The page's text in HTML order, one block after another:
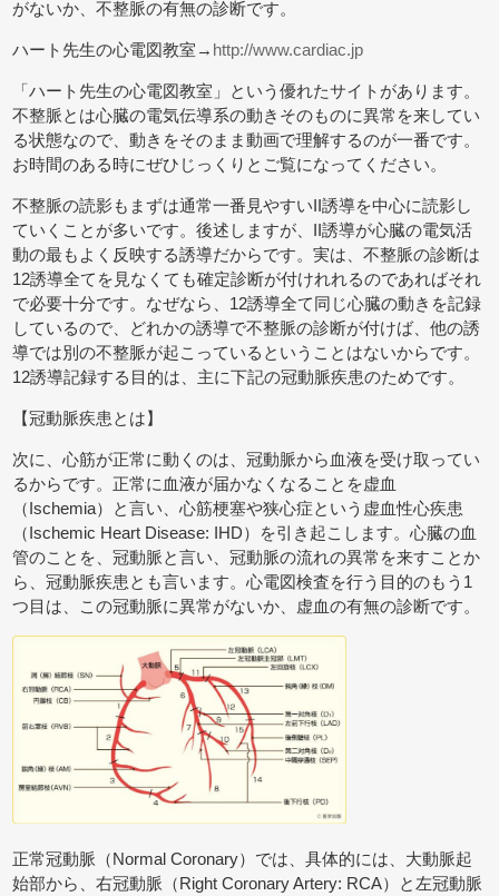
がないか、不整脈の有無の診断です。
ハート先生の心電図教室→ http://www.cardiac.jp
「ハート先生の心電図教室」という優れたサイトがあります。
不整脈とは心臓の電気伝導系の動きそのものに異常を来してい
る状態なので、動きをそのまま動画で理解するのが一番です。
お時間のある時にぜひじっくりとご覧になってください。
不整脈の読影もまずは通常一番見やすいII誘導を中心に読影し
ていくことが多いです。後述しますが、II誘導が心臓の電気活
動の最もよく反映する誘導だからです。実は、不整脈の診断は
12誘導全てを見なくても確定診断が付けれれるのであればそれ
で必要十分です。なぜなら、12誘導全て同じ心臓の動きを記録
しているので、どれかの誘導で不整脈の診断が付けば、他の誘
導では別の不整脈が起こっているということはないからです。
12誘導記録する目的は、主に下記の冠動脈疾患のためです。
【冠動脈疾患とは】
次に、心筋が正常に動くのは、冠動脈から血液を受け取ってい
るからです。正常に血液が届かなくなることを虚血
（Ischemia）と言い、心筋梗塞や狭心症という虚血性心疾患
（Ischemic Heart Disease: IHD）を引き起こします。心臓の血
管のことを、冠動脈と言い、冠動脈の流れの異常を来すことか
ら、冠動脈疾患とも言います。心電図検査を行う目的のもう1
つ目は、この冠動脈に異常がないか、虚血の有無の診断です。
正常冠動脈（Normal Coronary）では、具体的には、大動脈起
始部から、右冠動脈（Right Coronary Artery: RCA）と左冠動脈